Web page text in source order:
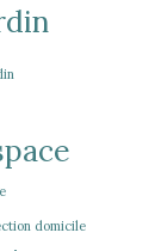
domicile